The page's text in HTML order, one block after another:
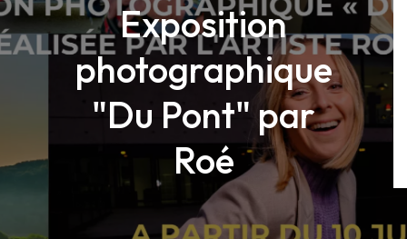
Exposition
photographique
"Du Pont" par
Roé